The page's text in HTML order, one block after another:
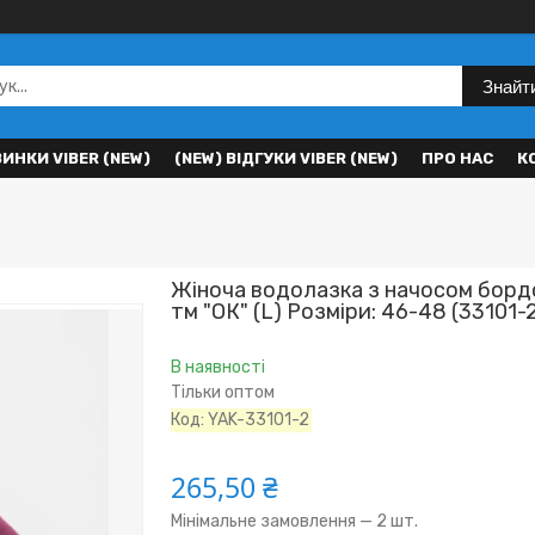
VIBER (NEW) (NEW) ВІДГУКИ VIBER (NEW) ПРО НАС
Жіноча водолазка з начосом
тм "ОК" (L) Розміри: 46-48 (33101-
В наявності
Тільки оптом
Код:YAK-33101-2
265,50 ₴
Мінімальне замовлення — 2 шт.